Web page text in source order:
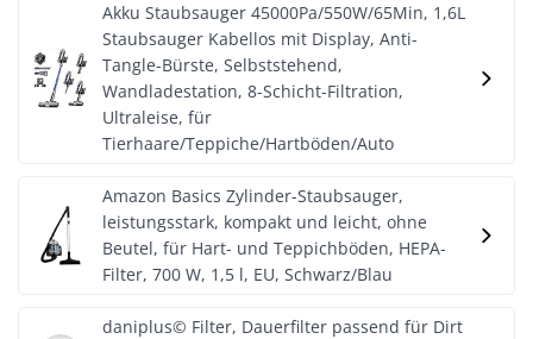
Akku Staubsauger 45000Pa/550W/65Min, 1,6L
Staubsauger Kabellos mit Display, Anti-
Tangle-Bürste, Selbststehend,
Wandladestation, 8-Schicht-Filtration,
Ultraleise, für
Tierhaare/Teppiche/Hartböden/Auto
Amazon Basics Zylinder-Staubsauger,
leistungsstark, kompakt und leicht, ohne
Beutel, für Hart- und Teppichböden, HEPA-
Filter, 700 W, 1,5 l, EU, Schwarz/Blau
daniplus© Filter, Dauerfilter passend für Dirt